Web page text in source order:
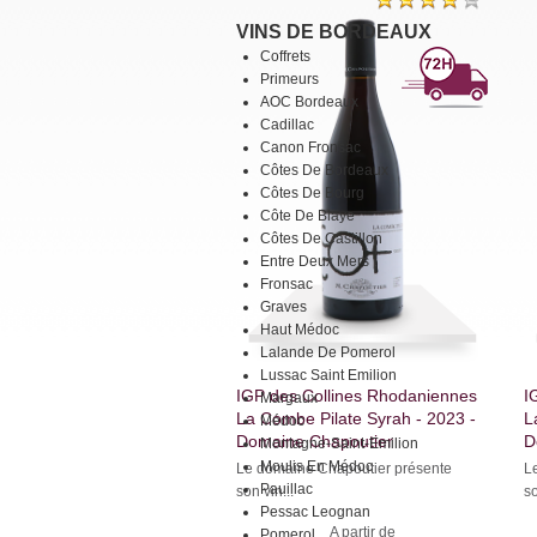
VINS DE BORDEAUX
Coffrets
Primeurs
AOC Bordeaux
Cadillac
Canon Fronsac
Côtes De Bordeaux
Côtes De Bourg
Côte De Blaye
Côtes De Castillon
Entre Deux Mers
Fronsac
Graves
Haut Médoc
Lalande De Pomerol
Lussac Saint Emilion
Margaux
Médoc
Montagne-Saint-Emilion
Moulis En Médoc
Pauillac
Pessac Leognan
IGP des Collines Rhodaniennes
La Combe Pilate Syrah - 2023 -
Domaine Chapoutier
Le domaine Chapoutier présente
son vin...
A partir de